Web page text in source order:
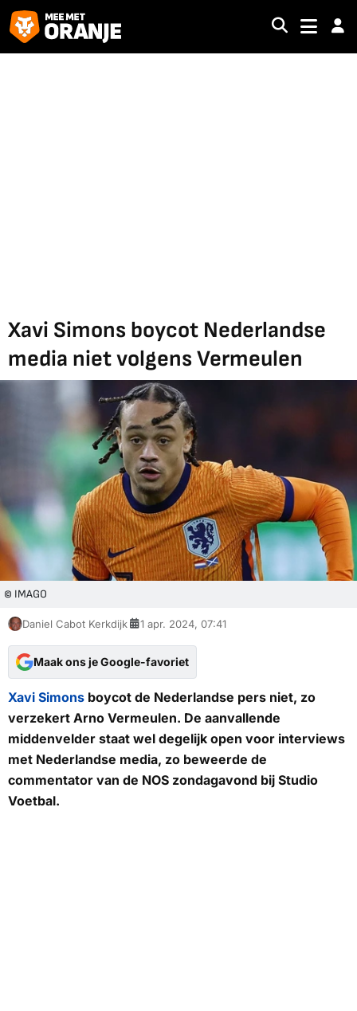
Xavi Simons boycot Nederlandse
media niet volgens Vermeulen
© IMAGO
Daniel Cabot Kerkdijk 1 apr. 2024, 07:41
Maak ons je Google-favoriet
Xavi Simons boycot de Nederlandse pers niet, zo
verzekert Arno Vermeulen. De aanvallende
middenvelder staat wel degelijk open voor interviews
met Nederlandse media, zo beweerde de
commentator van de NOS zondagavond bij Studio
Voetbal.